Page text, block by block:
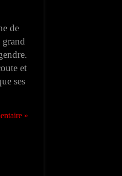
de
grand
et
ses
»